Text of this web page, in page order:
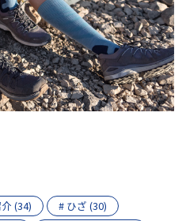
(34)
# ひざ (30)